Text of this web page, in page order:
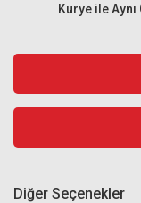
Kurye ile
Diğer Seçenekler